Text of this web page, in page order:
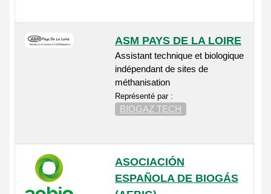
ASM PAYS DE LA LOIRE
Assistant technique et biologique
indépendant de sites de
méthanisation
Représenté par :
BIOGAZ TECH
ASOCIACIÓN
ESPAÑOLA DE BIOGÁS